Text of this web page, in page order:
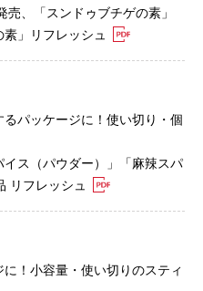
、「スンドゥブチゲの素」
素」リフレッシュ
るパッケージに！使い切り・個
ス（パウダー）」「麻辣スパ
リフレッシュ
！小容量・使い切りのスティ